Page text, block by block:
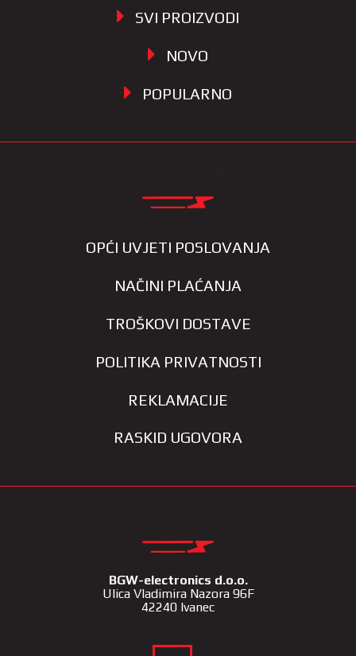
SVI PROIZVODI
NOVO
POPULARNO
OPĆI UVJETI POSLOVANJA
NAČINI PLAĆANJA
TROŠKOVI DOSTAVE
POLITIKA PRIVATNOSTI
REKLAMACIJE
RASKID UGOVORA
BGW-electronics d.o.o.
Ulica Vladimira Nazora 96F
42240 Ivanec